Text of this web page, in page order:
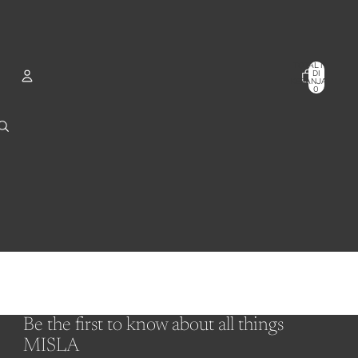
TOTAL ITEM
DI
KERANJANG:
0
Be the first to know about all things
MISLA